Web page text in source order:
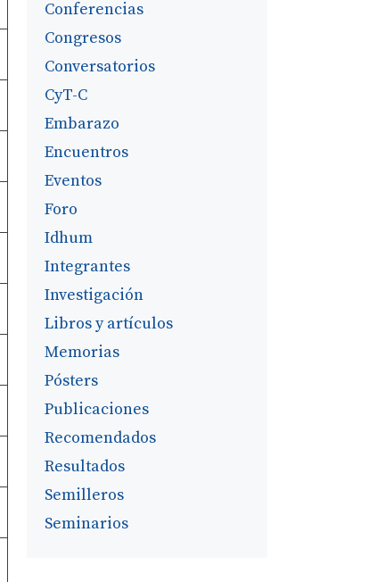
Conferencias
Congresos
Conversatorios
CyT-C
Embarazo
Encuentros
Eventos
Foro
Idhum
Integrantes
Investigación
Libros y artículos
Memorias
Pósters
Publicaciones
Recomendados
Resultados
Semilleros
Seminarios